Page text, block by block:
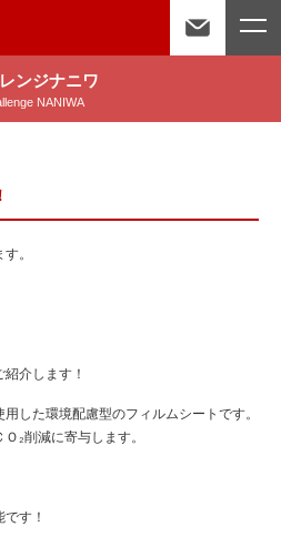
ンジナニワ
NANIWA
。
介します！
した環境配慮型のフィルムシートです。
₂削減に寄与します。
す！